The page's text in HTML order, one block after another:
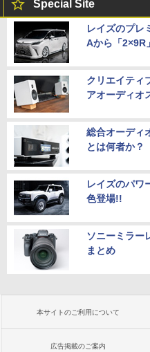
Special Site
レイズのプレ
Aから「2×9R
クリエイティ
アオーディオ
総合オーディ
とは何者か？
レイズのパワ
色登場!!
ソニーミラー
まとめ
本サイトのご利用について
広告掲載のご案内